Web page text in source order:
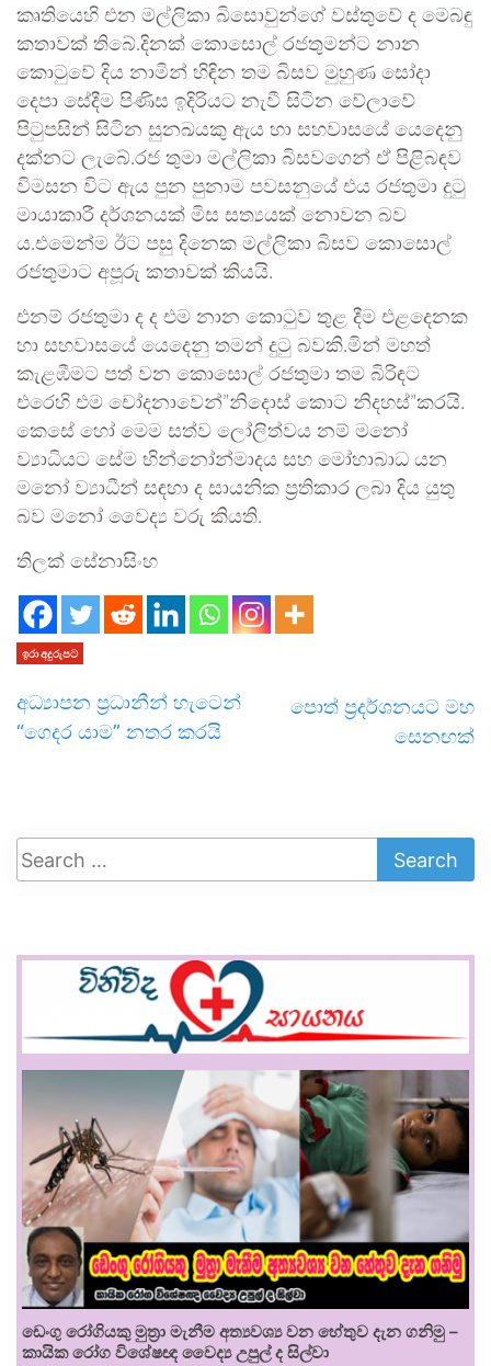
කෘතියෙහි එන මල්ලිකා බිසොවුන්ගේ වස්තුවේ ද මෙබඳු
කතාවක් තිබේ.දිනක් කොසොල් රජතුමන්ට නාන
කොටුවේ දිය නාමින් හිඳින තම බිසව මුහුණ සෝදා
දෙපා සේදීම පිණිස ඉදිරියට නැවී සිටින වේලාවේ
පිටුපසින් සිටින සුනඛයකු ඇය හා සහවාසයේ යෙදෙනු
දක්නට ලැබේ.රජ තුමා මල්ලිකා බිසවගෙන් ඒ පිළිබඳව
විමසන විට ඇය පුන පුනාම පවසනුයේ එය රජතුමා දුටු
මායාකාරී දර්ශනයක් මිස සත්‍යයක් නොවන බව
ය.එමෙන්ම ඊට පසු දිනෙක මල්ලිකා බිසව කොසොල්
රජතුමාට අපූරු කතාවක් කියයි.
එනම් රජතුමා ද ද එම නාන කොටුව තුළ දීම එළදෙනක
හා සහවාසයේ යෙදෙනු තමන් දුටු බවකි.මින් මහත්
කැළඹීමට පත් වන කොසොල් රජතුමා තම බිරිඳට
එරෙහි එම චෝදනාවෙන්”නිදොස් කොට නිදහස්”කරයි.
කෙසේ හෝ මෙම සත්ව ලෝලිත්වය නම් මනෝ
ව්‍යාධියට සේම භින්නෝන්මාදය සහ මෝහාබාධ යන
මනෝ ව්‍යාධීන් සඳහා ද සායනික ප්‍රතිකාර ලබා දිය යුතු
බව මනෝ වෛද්‍ය වරු කියති.
තිලක් සේනාසිංහ
ඉරා අදුරුපට
අධ්‍යාපන ප්‍රධානීන් හැටෙන්
“ගෙදර යාම” නතර කරයි
පොත් ප්‍රදර්ශනයට මහ
සෙනඟක්
ඩෙංගු රෝගියකු ⁣මුත්‍රා මැනීම අත්‍යවශ්‍ය වන හේතුව දැන ගනිමු –
කායික රෝග විශේෂඥ වෛද්‍ය උපුල් ද සිල්වා